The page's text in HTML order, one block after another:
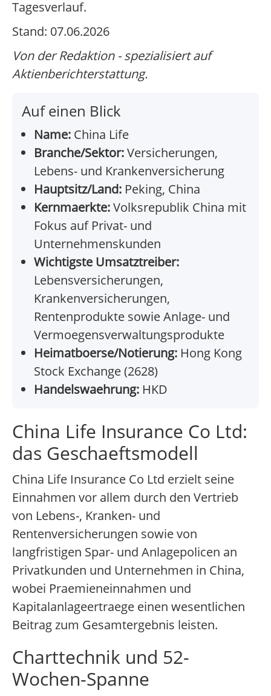
Tagesverlauf.
Stand: 07.06.2026
Von der Redaktion - spezialisiert auf
Aktienberichterstattung.
Auf einen Blick
Name: China Life
Branche/Sektor:Versicherungen,
Lebens- und Krankenversicherung
Hauptsitz/Land: Peking, China
Kernmaerkte:Volksrepublik China mit
Fokus auf Privat- und
Unternehmenskunden
Wichtigste Umsatztreiber:
Lebensversicherungen,
Krankenversicherungen,
Rentenprodukte sowie Anlage- und
Vermoegensverwaltungsprodukte
Heimatboerse/Notierung: Hong Kong
Stock Exchange (2628)
Handelswaehrung: HKD
China Life Insurance Co Ltd:
das Geschaeftsmodell
China Life Insurance Co Ltd erzielt seine
Einnahmen vor allem durch den Vertrieb
von Lebens-, Kranken- und
Rentenversicherungen sowie von
langfristigen Spar- und Anlagepolicen an
Privatkunden und Unternehmen in China,
wobei Praemieneinnahmen und
Kapitalanlageertraege einen wesentlichen
Beitrag zum Gesamtergebnis leisten.
Charttechnik und 52-
Wochen-Spanne